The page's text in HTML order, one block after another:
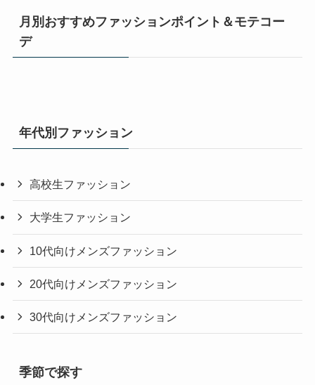
月別おすすめファッションポイント＆モテコー
デ
年代別ファッション
高校生ファッション
大学生ファッション
10代向けメンズファッション
20代向けメンズファッション
30代向けメンズファッション
季節で探す